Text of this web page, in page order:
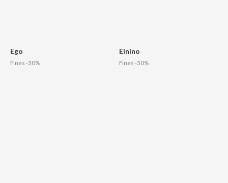
Ego
Fines -30%
Elnino
Fines -30%